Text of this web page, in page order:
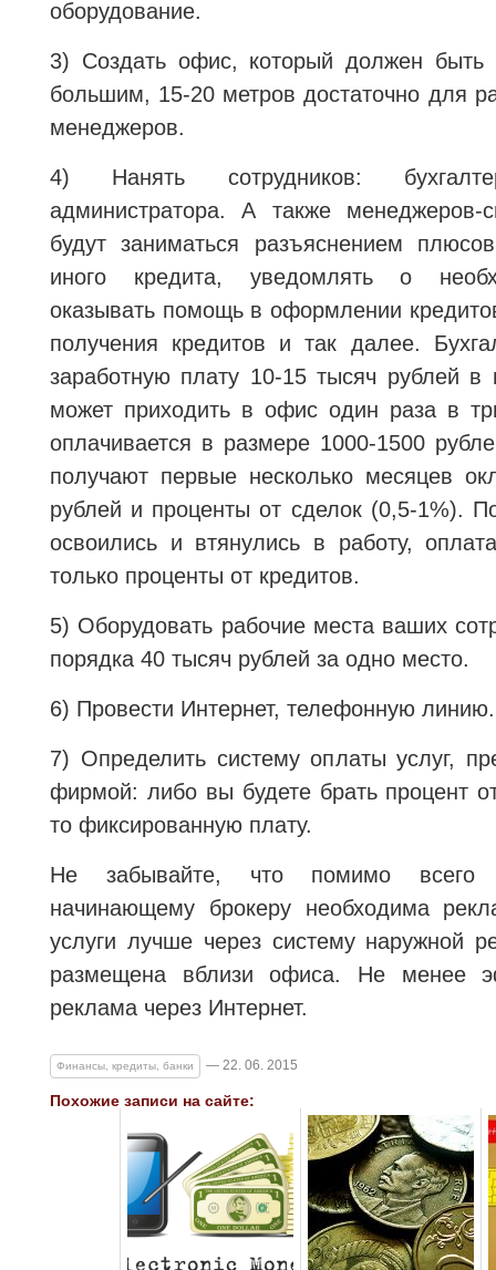
оборудование.
3) Создать офис, который должен
большим, 15-20 метров достаточно для
менеджеров.
4) Нанять сотрудников:
администратора. А также менеджеров-
будут заниматься разъяснением
иного кредита, уведомлять о
оказывать помощь в оформлении
получения кредитов и так далее.
заработную плату 10-15 тысяч рублей в
может приходить в офис один раза в
оплачивается в размере 1000-1500
получают первые несколько месяцев
рублей и проценты от сделок (0,5-1%).
освоились и втянулись в работу,
только проценты от кредитов.
5) Оборудовать рабочие места ваших
порядка 40 тысяч рублей за одно место.
6) Провести Интернет, телефонную линию.
7) Определить систему оплаты услуг,
фирмой: либо вы будете брать процент
то фиксированную плату.
Не забывайте, что помимо всего
начинающему брокеру необходима
услуги лучше через систему наружной
размещена вблизи офиса. Не менее
реклама через Интернет.
Финансы, кредиты, банки — 22. 06. 2015
Похожие записи на сайте: